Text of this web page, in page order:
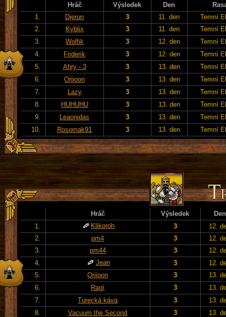
Hráč Výsledek Den
1.
Djerun 3 11. den
Temní
2.
Kyblix 3 11. den
Temní
3.
Wolfik 3 12. den
Temní
4.
Friderik 3 12. den
Temní
5.
Ahry - 3 3 13. den
Temní
6.
Oriioon 3 13. den
Temní
7.
Lazy 3 13. den
Temní
8.
HUHUHU 3 13. den
Temní
9.
Leaonidas 3 13. den
Temní
10.
Rosomak91 3 13. den Temní
Hráč Výsledek
Den
1.
Klikoroh 3
12.
2.
pm4 3
12.
3.
pm44 3
12.
4.
Jean 3
12.
5.
Oriioon 3
13.
6.
Ragí 3
13.
7.
Turecká káva 3
13.
8.
Vacuum the Second 3
13.